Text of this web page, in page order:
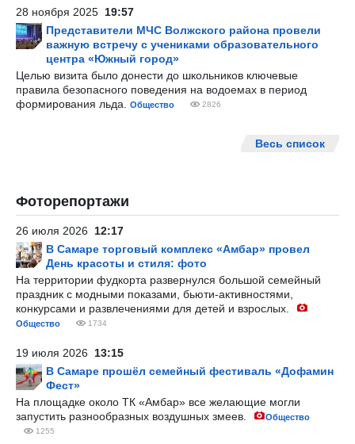
28 ноября 2025 19:57
Представители МЧС Волжского района провели
важную встречу с учениками образовательного
центра «Южный город»
Целью визита было донести до школьников ключевые
правила безопасного поведения на водоемах в период
формирования льда.
Общество 2826
Весь список
Фоторепортажи
26 июля 2026 12:17
В Самаре торговый комплекс «Амбар» провел
День красоты и стиля: фото
На территории фудкорта развернулся большой семейный
праздник с модными показами, бьюти-активностями,
конкурсами и развлечениями для детей и взрослых.
Общество 1734
19 июля 2026 13:15
В Самаре прошёл семейный фестиваль «Дофамин
Фест»
На площадке около ТК «Амбар» все желающие могли
запустить разнообразных воздушных змеев.
Общество
1255